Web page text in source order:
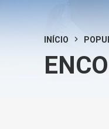
INÍCIO